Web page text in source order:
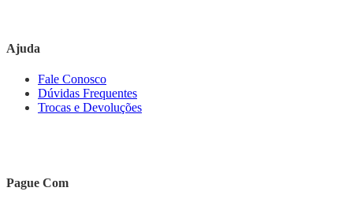
Ajuda
Fale Conosco
Dúvidas Frequentes
Trocas e Devoluções
Pague Com